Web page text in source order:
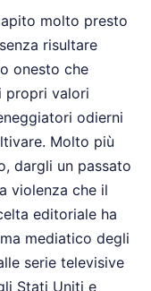
molto presto
risultare
onesto che
propri valori
odierni
Molto più
dargli un passato
violenza che il
editoriale ha
mediatico degli
serie televisive
Stati Uniti e